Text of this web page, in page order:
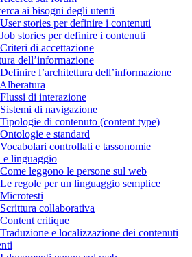
ai bisogni degli utenti
stories per definire i contenuti
stories per definire i contenuti
di accettazione
dell’informazione
l’architettura dell’informazione
di interazione
di navigazione
di contenuto (content type)
e standard
controllati e tassonomie
e linguaggio
leggono le persone sul web
regole per un linguaggio semplice
collaborativa
critique
e localizzazione dei contenuti